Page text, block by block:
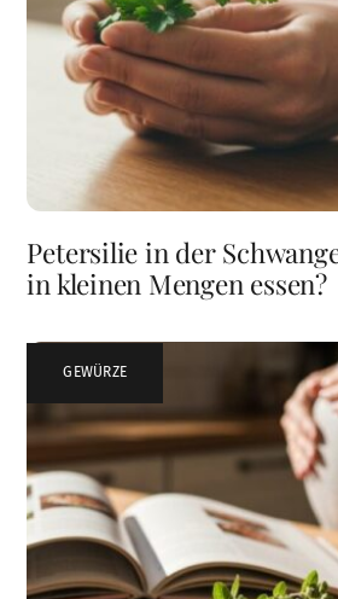
Petersilie in der
in kleinen Mengen essen?
GEWÜRZE